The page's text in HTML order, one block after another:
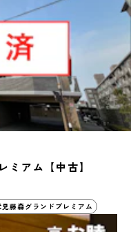
ミアム【中古】
藤森グランドプレミアム